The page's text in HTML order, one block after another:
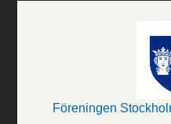
Föreningen